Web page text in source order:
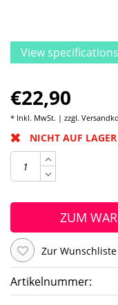
View specifications
€22,90
* Inkl. MwSt. | zzgl.
NICHT AUF LAGER
ZUM
Zur
Artikelnummer: